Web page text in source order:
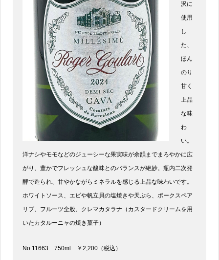
沢に
使用
し
た、
ほん
のり
甘く
上品
な味
わ
い。
洋ナシやモモなどのジューシーな果実味が余韻までまろやかに広
がり、豊かでフレッシュな酸味とのバランスが絶妙。瓶内二次発
酵で造られ、甘やかながらミネラルを感じる上品な味わいです。
ホワイトソース、エビや帆立貝の塩焼きや天ぷら、ポークスペア
リブ、フルーツ全般、クレマカタラナ（カスタードクリームを用
いたカタルーニャの焼き菓子）
No.11663 750ml ￥2,200（税込）